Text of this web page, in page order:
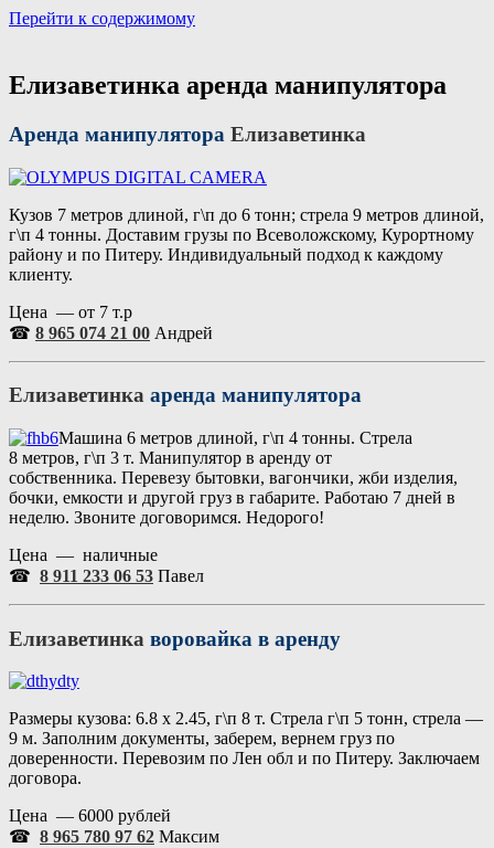
Перейти к содержимому
Елизаветинка аренда манипулятора
Аренда манипулятора Елизаветинка
Кузов 7 метров длиной, г\п до 6 тонн; стрела 9 метров длиной,
г\п 4 тонны. Доставим грузы по Всеволожскому, Курортному
району и по Питеру. Индивидуальный подход к каждому
клиенту.
Цена — от 7 т.р
☎ 8 965 074 21 00 Андрей
Елизаветинка аренда манипулятора
Машина 6 метров длиной, г\п 4 тонны. Стрела
8 метров, г\п 3 т. Манипулятор в аренду от
собственника. Перевезу бытовки, вагончики, жби изделия,
бочки, емкости и другой груз в габарите. Работаю 7 дней в
неделю. Звоните договоримся. Недорого!
Цена — наличные
☎ 8 911 233 06 53 Павел
Елизаветинка воровайка в аренду
Размеры кузова: 6.8 х 2.45, г\п 8 т. Стрела г\п 5 тонн, стрела —
9 м. Заполним документы, заберем, вернем груз по
доверенности. Перевозим по Лен обл и по Питеру. Заключаем
договора.
Цена — 6000 рублей
☎ 8 965 780 97 62 Максим